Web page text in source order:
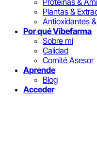
Plantas &
Antioxidantes
Por qué Vibefarma
Sobre mi
Calidad
Comité Asesor
Aprende
Blog
Acceder